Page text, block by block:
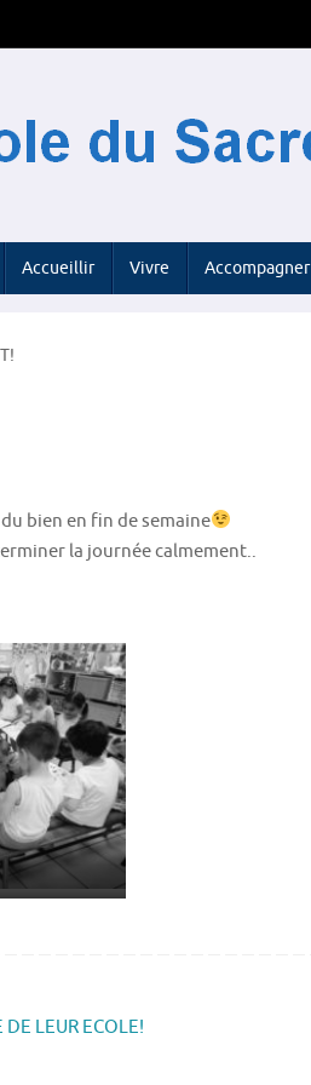
Accueillir Vivre Accompagner
bien en fin de semaine
la journée calmement..
DE LEUR ECOLE!